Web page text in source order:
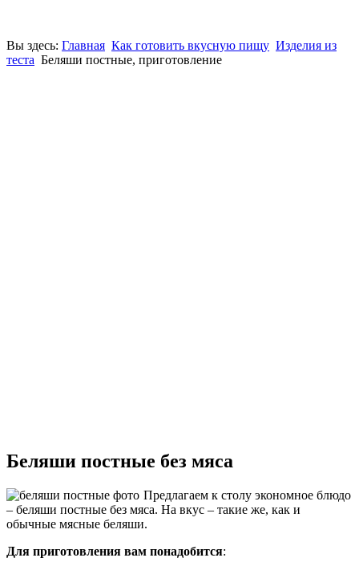
Вы здесь: Главная Как готовить вкусную пищу Изделия из
теста Беляши постные, приготовление
Беляши постные без мяса
Предлагаем к столу экономное блюдо
– беляши постные без мяса. На вкус – такие же, как и
обычные мясные беляши.
Для приготовления вам понадобится: